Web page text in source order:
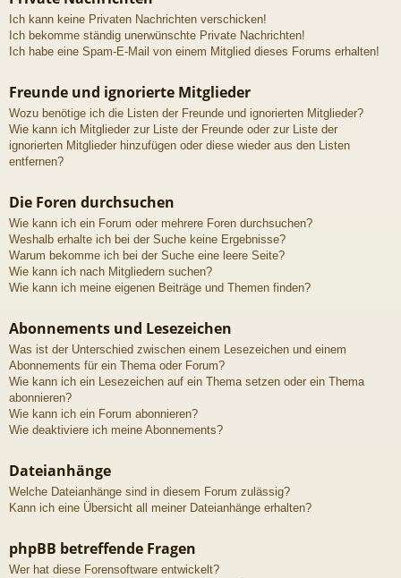
Ich kann keine Privaten Nachrichten verschicken!
Ich bekomme ständig unerwünschte Private Nachrichten!
Ich habe eine Spam-E-Mail von einem Mitglied dieses Forums erhalten!
Freunde und ignorierte Mitglieder
Wozu benötige ich die Listen der Freunde und ignorierten Mitglieder?
Wie kann ich Mitglieder zur Liste der Freunde oder zur Liste der
ignorierten Mitglieder hinzufügen oder diese wieder aus den Listen
entfernen?
Die Foren durchsuchen
Wie kann ich ein Forum oder mehrere Foren durchsuchen?
Weshalb erhalte ich bei der Suche keine Ergebnisse?
Warum bekomme ich bei der Suche eine leere Seite?
Wie kann ich nach Mitgliedern suchen?
Wie kann ich meine eigenen Beiträge und Themen finden?
Abonnements und Lesezeichen
Was ist der Unterschied zwischen einem Lesezeichen und einem
Abonnements für ein Thema oder Forum?
Wie kann ich ein Lesezeichen auf ein Thema setzen oder ein Thema
abonnieren?
Wie kann ich ein Forum abonnieren?
Wie deaktiviere ich meine Abonnements?
Dateianhänge
Welche Dateianhänge sind in diesem Forum zulässig?
Kann ich eine Übersicht all meiner Dateianhänge erhalten?
phpBB betreffende Fragen
Wer hat diese Forensoftware entwickelt?